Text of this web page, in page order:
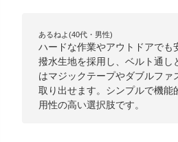
あるねよ(40代・男性)
ハードな作業やアウトドアで
撥水生地を採用し、ベルト通
はマジックテープやダブルフ
取り出せます。シンプルで機
用性の高い選択肢です。